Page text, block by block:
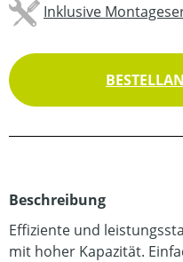
Inklusive
Beschreibung
Effiziente und
mit hoher Kapazität.